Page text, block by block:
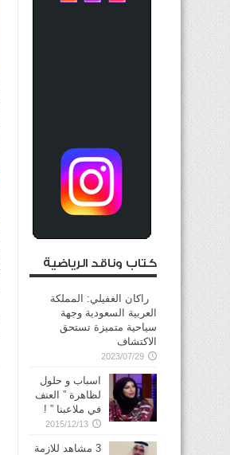
كتاب وناقد الرياضية
راكان الغفيلي: المملكة
العربية السعودية وجهة
سياحية متميزة تستحق
الاكتشاف
2023/07/29
اسباب و حلول
لظاهرة ” العنف
في ملاعبنا ” !
2015/12/13
3 مشاهد للازمة